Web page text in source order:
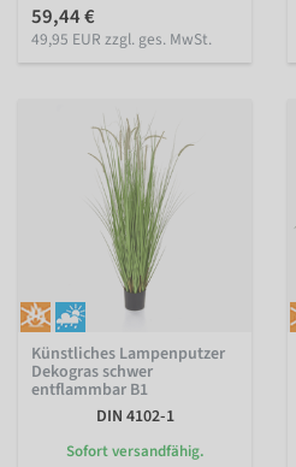
59,44 €
49,95 EUR zzgl. ges. MwSt.
Künstliches Lampenputzer
Dekogras schwer
entflammbar B1
DIN 4102-1
Sofort versandfähig.